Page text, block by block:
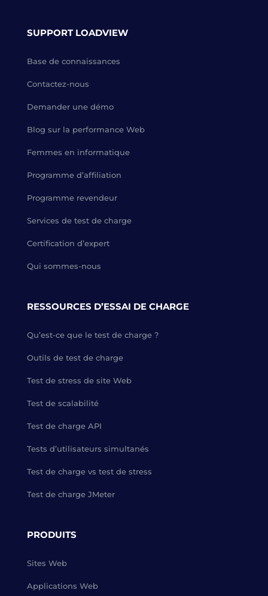
SUPPORT LOADVIEW
Base de connaissances
Contactez-nous
Demander une démo
Blog sur la performance Web
Femmes en informatique
Programme d’affiliation
Programme revendeur
Services de test de charge
Certification d’expert
Qui sommes-nous
RESSOURCES D’ESSAI DE CHARGE
Qu’est-ce que le test de charge ?
Outils de test de charge
Test de stress de site Web
Test de scalabilité
Test de charge API
Tests d’utilisateurs simultanés
Test de charge vs test de stress
Test de charge JMeter
PRODUITS
Sites Web
Applications Web